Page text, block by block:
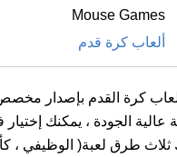
Mouse Games
ألعاب كرة قدم
عالية الجودة ، يمكنك
ثلاث طرق لعبة( الوظيفي ،